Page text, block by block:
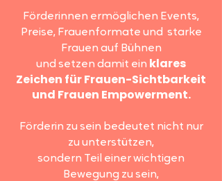
Förderinnen ermöglichen Events,
Preise, Frauenformate und starke
Frauen auf Bühnen
und setzen damit ein klares
Zeichen für Frauen-Sichtbarkeit
und Frauen Empowerment.
Förderin zu sein bedeutet nicht nur
zu unterstützen,
sondern Teil einer wichtigen
Bewegung zu sein,